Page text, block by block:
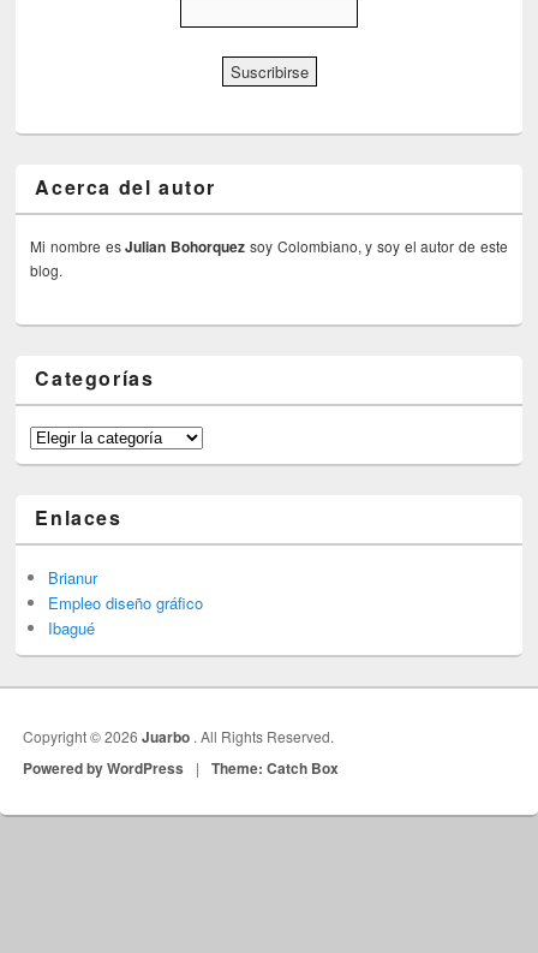
Acerca del autor
Mi nombre esJulian Bohorquez soy Colombiano, y soy el autor de este
blog.
Categorías
Categorías
Enlaces
Brianur
Empleo diseño gráfico
Ibagué
Copyright © 2026Juarbo . All Rights Reserved.
Powered by WordPress | Theme: Catch Box